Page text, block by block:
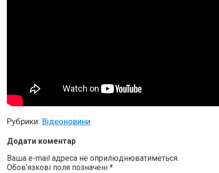
Рубрики: Відеоновини
Додати коментар
Ваша e-mail адреса не оприлюднюватиметься.
Обов’язкові поля позначені*